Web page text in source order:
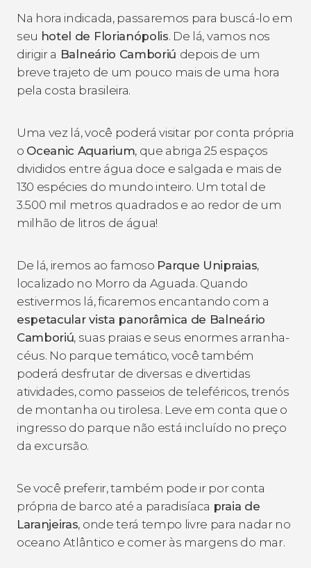
Na hora indicada, passaremos para buscá-lo em
seu hotel de Florianópolis. De lá, vamos nos
dirigir a Balneário Camboriú depois de um
breve trajeto de um pouco mais de uma hora
pela costa brasileira.
Uma vez lá, você poderá visitar por conta própria
o Oceanic Aquarium, que abriga 25 espaços
divididos entre água doce e salgada e mais de
130 espécies do mundo inteiro. Um total de
3.500 mil metros quadrados e ao redor de um
milhão de litros de água!
De lá, iremos ao famoso Parque Unipraias,
localizado no Morro da Aguada. Quando
estivermos lá, ficaremos encantando com a
espetacular vista panorâmica de Balneário
Camboriú, suas praias e seus enormes arranha-
céus. No parque temático, você também
poderá desfrutar de diversas e divertidas
atividades, como passeios de teleféricos, trenós
de montanha ou tirolesa. Leve em conta que o
ingresso do parque não está incluído no preço
da excursão.
Se você preferir, também pode ir por conta
própria de barco até a paradisíaca praia de
Laranjeiras, onde terá tempo livre para nadar no
oceano Atlântico e comer às margens do mar.